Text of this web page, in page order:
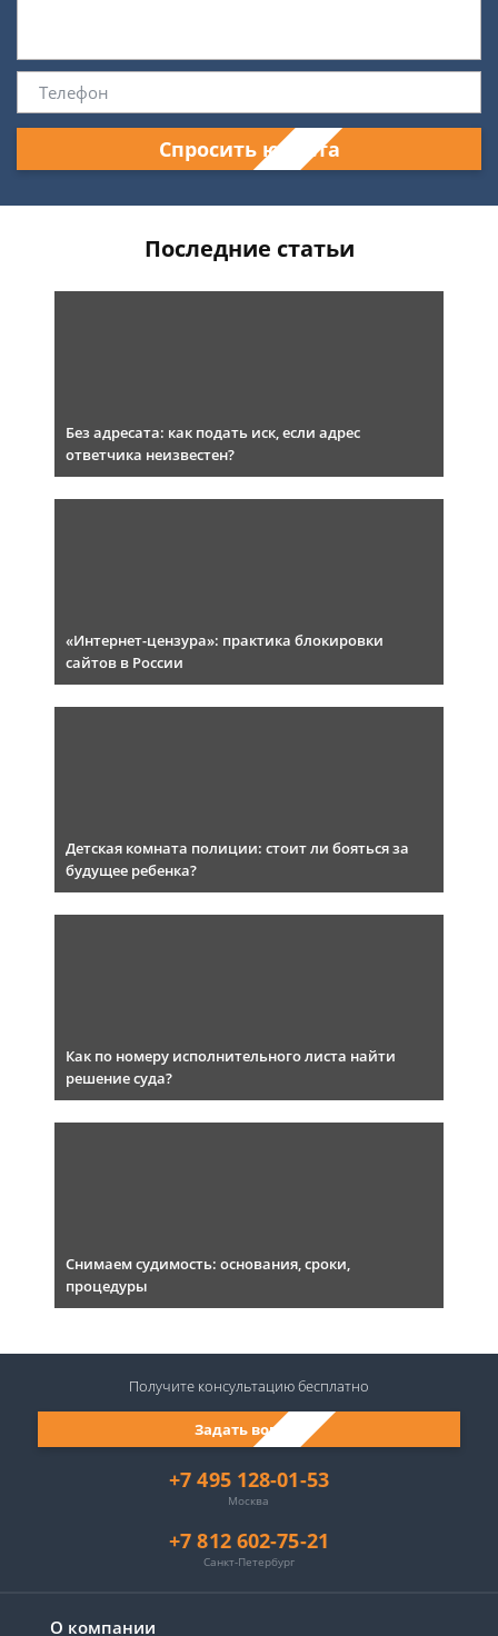
Спросить юриста
Последние статьи
Без адресата: как подать иск, если адрес
ответчика неизвестен?
«Интернет-цензура»: практика блокировки
сайтов в России
Детская комната полиции: стоит ли бояться за
будущее ребенка?
Как по номеру исполнительного листа найти
решение суда?
Снимаем судимость: основания, сроки,
процедуры
О компании
+7 495 128-01-53
Москва
+7 812 602-75-21
Санкт-Петербург
Задать вопрос
Получите консультациюбесплатно